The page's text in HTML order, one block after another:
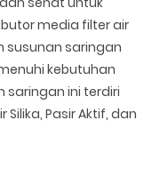
media filter air
susunan saringan
kebutuhan
saringan ini terdiri
Pasir Aktif, dan